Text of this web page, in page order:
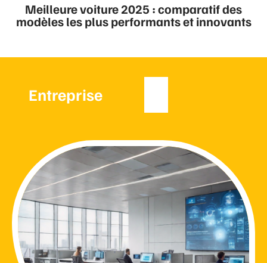
Meilleure voiture 2025 : comparatif des
modèles les plus performants et innovants
Entreprise